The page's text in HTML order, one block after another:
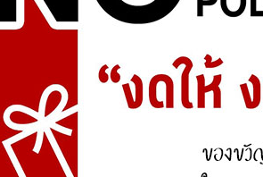
สำนักงานคณะกรรมการป้องกันและ
สำนักงานคณะกรรมการป้องกันแล
ทุจริตในภาครัฐ
การจัดการความรู้